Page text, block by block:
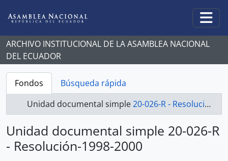
ARCHIVO INSTITUCIONAL DE LA ASAMBLEA NACIONAL
DEL ECUADOR
Fondos
Búsqueda rápida
Unidad documental simple20-026-R - Resolución-1998-2000
Unidad documental simple 20-026-R
- Resolución-1998-2000